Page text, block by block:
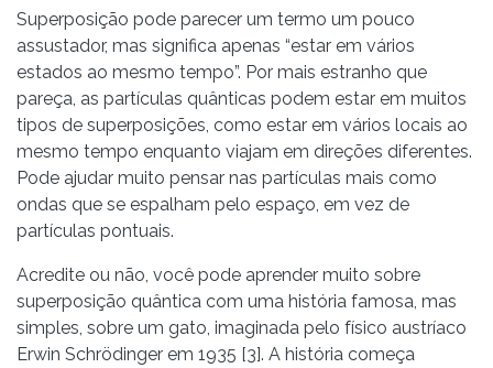
Superposição pode parecer um termo um pouco
assustador, mas significa apenas “estar em vários
estados ao mesmo tempo”. Por mais estranho que
pareça, as partículas quânticas podem estar em muitos
tipos de superposições, como estar em vários locais ao
mesmo tempo enquanto viajam em direções diferentes.
Pode ajudar muito pensar nas partículas mais como
ondas que se espalham pelo espaço, em vez de
partículas pontuais.
Acredite ou não, você pode aprender muito sobre
superposição quântica com uma história famosa, mas
simples, sobre um gato, imaginada pelo físico austríaco
Erwin Schrödinger em 1935 [3]. A história começa